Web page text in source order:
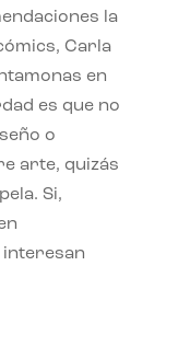
la
Carla
en
es que no
o
arte, quizás
Si,
interesan